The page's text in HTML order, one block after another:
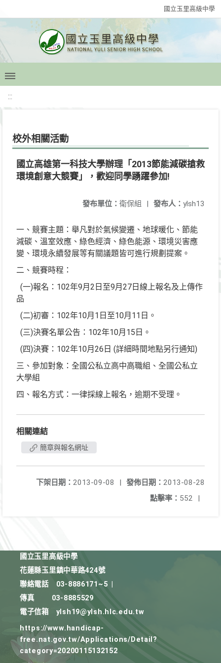
國立玉里高級中學
:::
校外相關活動
國立高雄第一科技大學辦理「2013節能減碳搶救
環境創意大競賽」，歡迎同學踴躍參加!
發布人： ylsh13
發布單位： 衛保組 |
一、競賽主題：舉凡對於氣候變遷、地球暖化、節能
減碳、溫室效應、綠色經濟、綠色能源、環境災害應
變、環境永續發展等有關議題皆可進行規劃提案。
二、競賽時程：
(一)報名：102年9月2日至9月27日線上報名及上傳作
品
(二)初審：102年10月1日至10月11日。
(三)決賽名單公告：102年10月15日。
(四)決賽：102年10月26日 (詳細時間地點另行通知)
三、參加對象：全國公私立高中高職組、全國公私立
大學組
四、報名方式：一律採線上報名，逾期不受理。
相關連結
簡章與報名網址
發佈日期： 2013-08-28
下架日期： 2013-09-08
|
點擊率： 552 |
國立玉里高級中學
花蓮縣玉里鎮中華路424號
聯絡電話
03-8886171~5
傳真
03-8885529
電子信箱
ylsh19@ylsh.hlc.edu.tw
https://www.handicap-
free.nat.gov.tw/Applications/Detail?
category=20200115132152